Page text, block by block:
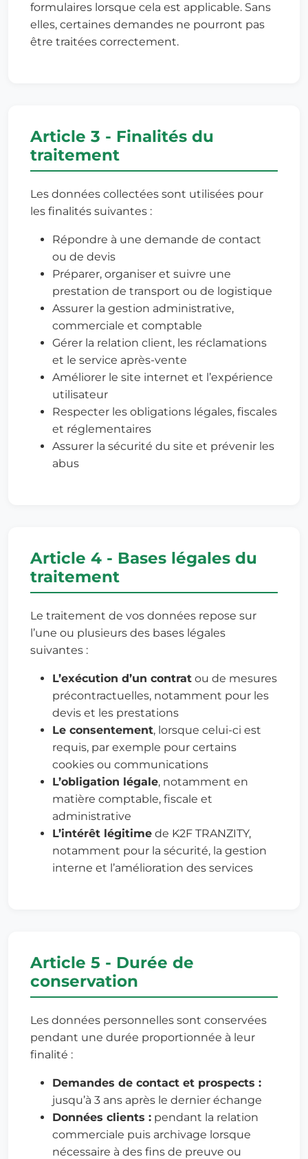
formulaires lorsque cela est applicable. Sans
elles, certaines demandes ne pourront pas
être traitées correctement.
Article 3 - Finalités du
traitement
Les données collectées sont utilisées pour
les finalités suivantes :
Répondre à une demande de contact
ou de devis
Préparer, organiser et suivre une
prestation de transport ou de logistique
Assurer la gestion administrative,
commerciale et comptable
Gérer la relation client, les réclamations
et le service après-vente
Améliorer le site internet et l’expérience
utilisateur
Respecter les obligations légales, fiscales
et réglementaires
Assurer la sécurité du site et prévenir les
abus
Article 4 - Bases légales du
traitement
Le traitement de vos données repose sur
l’une ou plusieurs des bases légales
suivantes :
L’exécution d’un contrat ou de mesures
précontractuelles, notamment pour les
devis et les prestations
Le consentement, lorsque celui-ci est
requis, par exemple pour certains
cookies ou communications
L’obligation légale, notamment en
matière comptable, fiscale et
administrative
L’intérêt légitime de K2F TRANZITY,
notamment pour la sécurité, la gestion
interne et l’amélioration des services
Article 5 - Durée de
conservation
Les données personnelles sont conservées
pendant une durée proportionnée à leur
finalité :
Demandes de contact et prospects :
jusqu’à 3 ans après le dernier échange
Données clients : pendant la relation
commerciale puis archivage lorsque
nécessaire à des fins de preuve ou